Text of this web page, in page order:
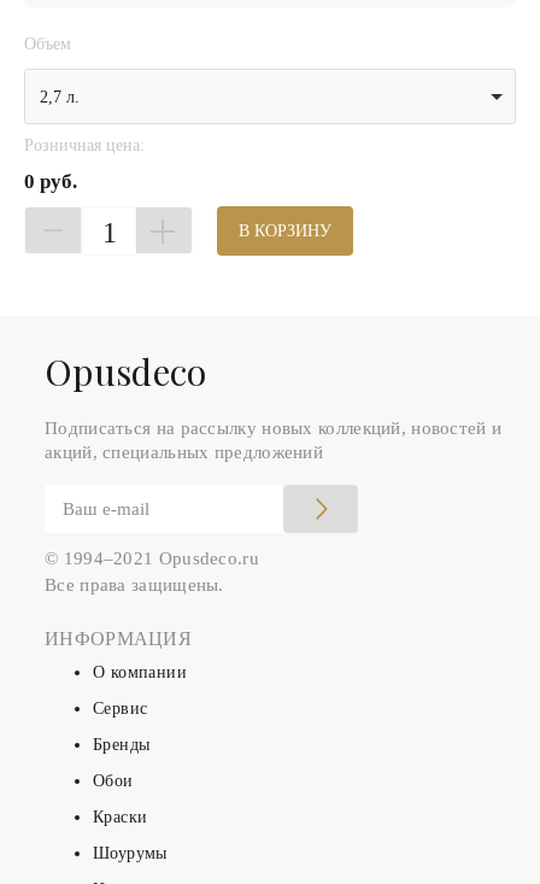
Объем
2,7 л.
Розничная цена:
0 руб.
1 В КОРЗИНУ
Оpusdeco
Подписаться на рассылку новых коллекций, новостей и
акций, специальных предложений
© 1994–2021 Opusdeco.ru
Все права защищены.
ИНФОРМАЦИЯ
О компании
Сервис
Бренды
Обои
Краски
Шоурумы